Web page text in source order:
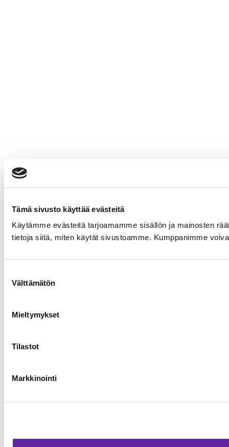
Tämä sivusto käyttää evästeitä
Käytämme evästeitä tarjoamamme sisällön ja mainosten
tietoja siitä, miten käytät sivustoamme. Kumppanimme
valinta
Välttämätön
Mieltymykset
Tilastot
Markkinointi